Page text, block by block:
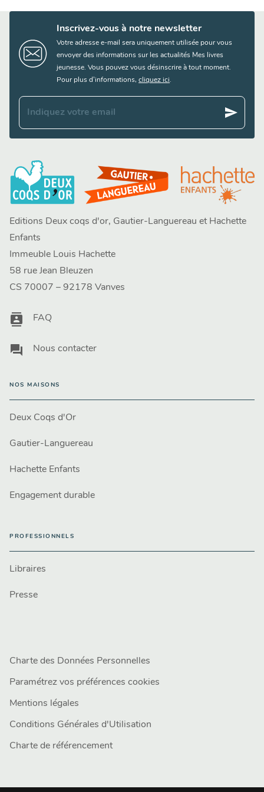
Inscrivez-vous à notre newsletter
Votre adresse e-mail sera uniquement utilisée pour vous
envoyer des informations sur les actualités Mes livres
jeunesse. Vous pouvez vous désinscrire à tout moment.
Pour plus d’informations, cliquez ici.
Indiquez votre email send
Editions Deux coqs d'or, Gautier-Languereau et Hachette
Enfants
Immeuble Louis Hachette
58 rue Jean Bleuzen
CS 70007 – 92178 Vanves
contacts FAQ
question_answer Nous contacter
NOS MAISONS
Deux Coqs d'Or
Gautier-Languereau
Hachette Enfants
Engagement durable
PROFESSIONNELS
Libraires
Presse
Charte des Données Personnelles
Paramétrez vos préférences cookies
Mentions légales
Conditions Générales d'Utilisation
Charte de référencement